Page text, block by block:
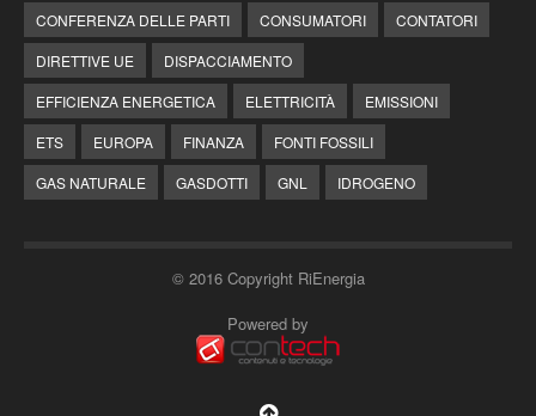
CONFERENZA DELLE PARTI
CONSUMATORI
CONTATORI
DIRETTIVE UE
DISPACCIAMENTO
EFFICIENZA ENERGETICA
ELETTRICITÀ
EMISSIONI
ETS
EUROPA FINANZA
FONTI FOSSILI
GAS NATURALE
GASDOTTI GNL IDROGENO
© 2016 Copyright RiEnergia
Powered by